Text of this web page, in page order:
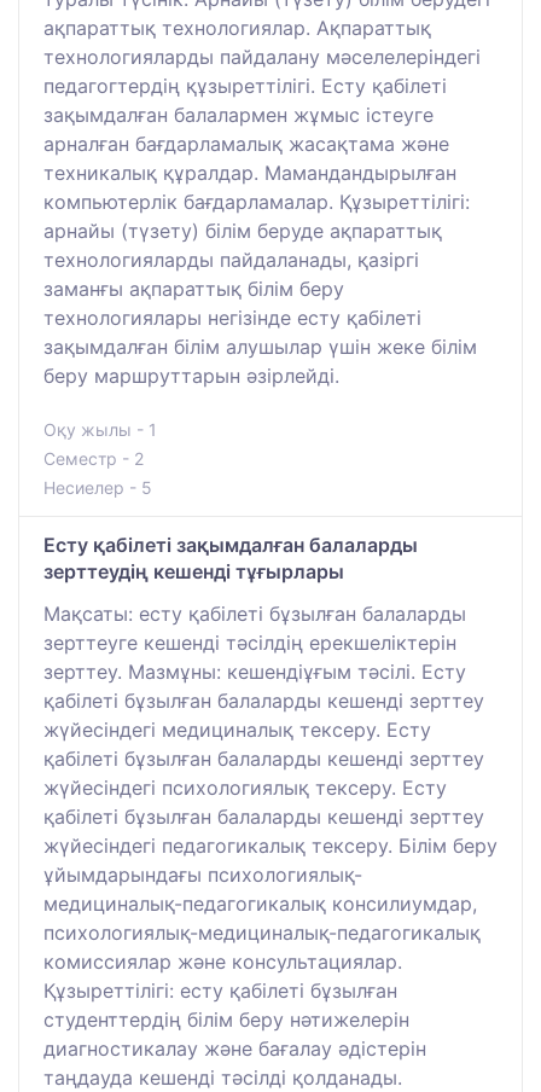
ақпараттық технологиялар. Ақпараттық
технологияларды пайдалану мәселелеріндегі
педагогтердің құзыреттілігі. Есту қабілеті
зақымдалған балалармен жұмыс істеуге
арналған бағдарламалық жасақтама және
техникалық құралдар. Мамандандырылған
компьютерлік бағдарламалар. Құзыреттілігі:
арнайы (түзету) білім беруде ақпараттық
технологияларды пайдаланады, қазіргі
заманғы ақпараттық білім беру
технологиялары негізінде есту қабілеті
зақымдалған білім алушылар үшін жеке білім
беру маршруттарын әзірлейді.
Оқу жылы - 1
Семестр - 2
Несиелер - 5
Есту қабілеті зақымдалған балаларды
зерттеудің кешенді тұғырлары
Мақсаты: есту қабілеті бұзылған балаларды
зерттеуге кешенді тәсілдің ерекшеліктерін
зерттеу. Мазмұны: кешендіұғым тәсілі. Есту
қабілеті бұзылған балаларды кешенді зерттеу
жүйесіндегі медициналық тексеру. Есту
қабілеті бұзылған балаларды кешенді зерттеу
жүйесіндегі психологиялық тексеру. Есту
қабілеті бұзылған балаларды кешенді зерттеу
жүйесіндегі педагогикалық тексеру. Білім беру
ұйымдарындағы психологиялық-
медициналық-педагогикалық консилиумдар,
психологиялық-медициналық-педагогикалық
комиссиялар және консультациялар.
Құзыреттілігі: есту қабілеті бұзылған
студенттердің білім беру нәтижелерін
диагностикалау және бағалау әдістерін
таңдауда кешенді тәсілді қолданады.